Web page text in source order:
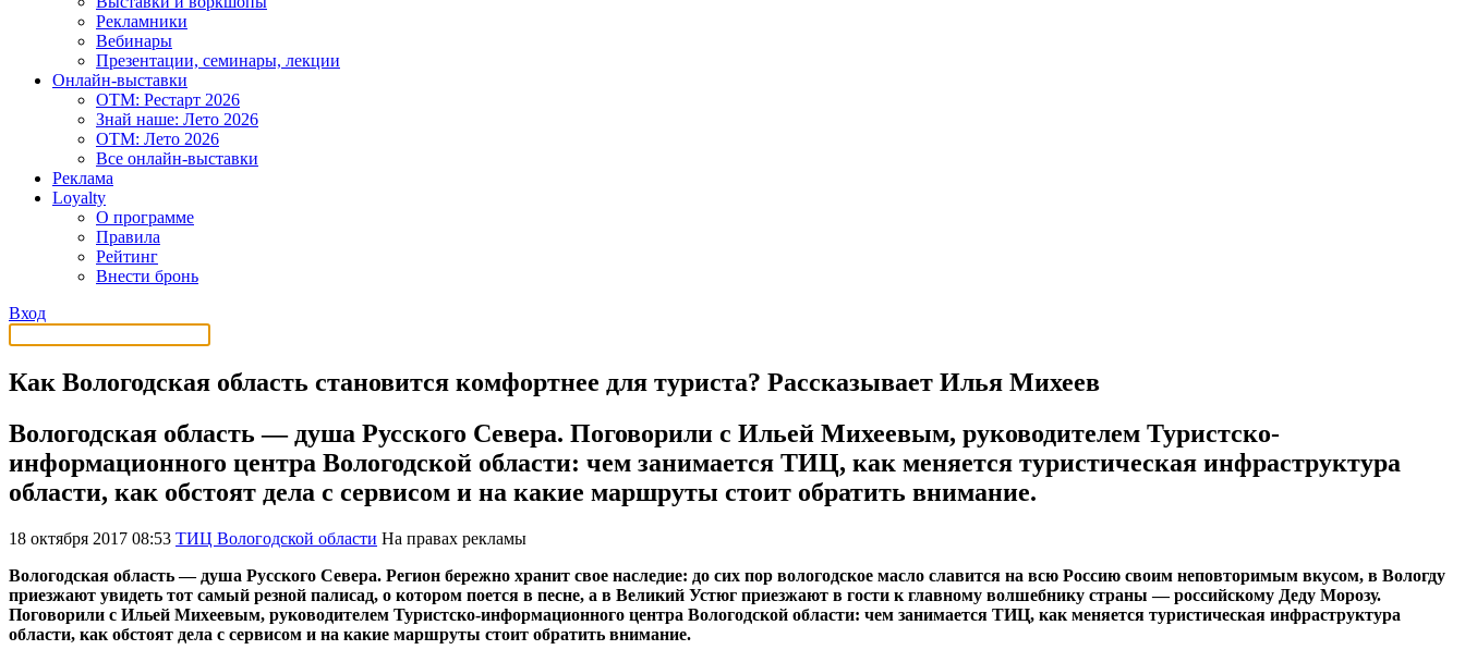
Рекламники
Вебинары
Презентации, семинары, лекции
Онлайн-выставки
OTM: Рестарт 2026
Знай наше: Лето 2026
OTM: Лето 2026
Все онлайн-выставки
Реклама
Loyalty
О программе
Правила
Рейтинг
Внести бронь
Вход
Как Вологодская область становится комфортнее для туриста? Рассказывает Илья Михеев
Вологодская область ― душа Русского Севера. Поговорили с Ильей Михеевым, руководителем Туристско-
информационного центра Вологодской области: чем занимается ТИЦ, как меняется туристическая инфраструктура
области, как обстоят дела с сервисом и на какие маршруты стоит обратить внимание.
18 октября 2017 08:53 ТИЦ Вологодской области На правах рекламы
Вологодская область ― душа Русского Севера. Регион бережно хранит свое наследие: до сих пор вологодское масло славится на всю Россию своим неповторимым вкусом, в Вологду
приезжают увидеть тот самый резной палисад, о котором поется в песне, а в Великий Устюг приезжают в гости к главному волшебнику страны ― российскому Деду Морозу.
Поговорили с Ильей Михеевым, руководителем Туристско-информационного центра Вологодской области: чем занимается ТИЦ, как меняется туристическая инфраструктура
области, как обстоят дела с сервисом и на какие маршруты стоит обратить внимание.